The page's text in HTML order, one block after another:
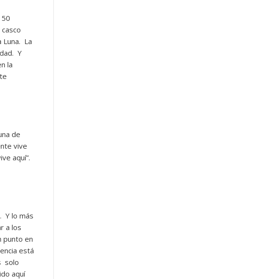
Luna. La
Y
la
de
vive
aquí”.
Y lo más
a los
punto en
está
solo
aquí